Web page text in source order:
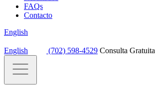
FAQs
Contacto
English
English (702) 598-4529 Consulta Gratuita